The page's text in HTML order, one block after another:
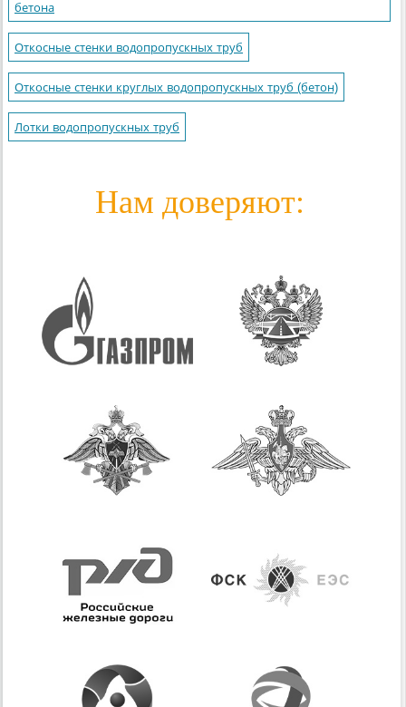
бетона
Откосные стенки водопропускных труб
Откосные стенки круглых водопропускных труб (бетон)
Лотки водопропускных труб
Нам доверяют: